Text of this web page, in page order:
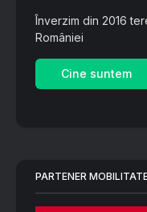
Înverzim din 2016
României
Cine suntem
PARTENER